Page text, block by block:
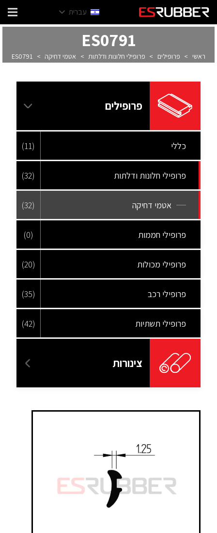
עברית
ES0791
ראשי > פרופילים > פרופילי חלונות ודלתות > אטמי דחיקה >
ES0791
פרופילים
כללי (11)
פרופילי חלונות ודלתות (32)
אטמי דחיקה (32)
פרופילי חממות (0)
פרופילי מכולות (20)
פרופילי רכב (35)
פרופילי תשתיות (42)
צינורות